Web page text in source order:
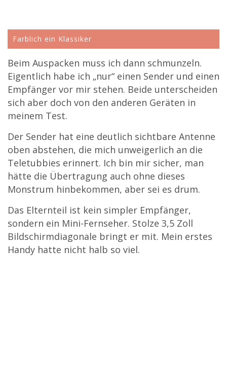
Farblich ein Klassiker
Beim Auspacken muss ich dann schmunzeln.
Eigentlich habe ich „nur“ einen Sender und einen
Empfänger vor mir stehen. Beide unterscheiden
sich aber doch von den anderen Geräten in
meinem Test.
Der Sender hat eine deutlich sichtbare Antenne
oben abstehen, die mich unweigerlich an die
Teletubbies erinnert. Ich bin mir sicher, man
hätte die Übertragung auch ohne dieses
Monstrum hinbekommen, aber sei es drum.
Das Elternteil ist kein simpler Empfänger,
sondern ein Mini-Fernseher. Stolze 3,5 Zoll
Bildschirmdiagonale bringt er mit. Mein erstes
Handy hatte nicht halb so viel.